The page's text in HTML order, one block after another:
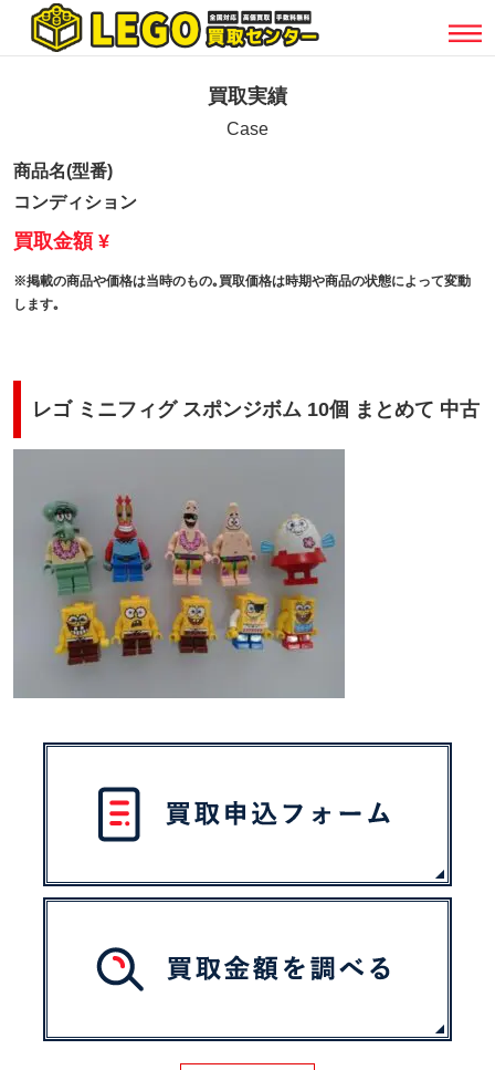
買取実績
Case
商品名(型番)
コンディション
買取金額 ¥
※掲載の商品や価格は当時のもの｡買取価格は時期や商品の状態によって変動
します｡
レゴ ミニフィグ スポンジボム 10個 まとめて 中古